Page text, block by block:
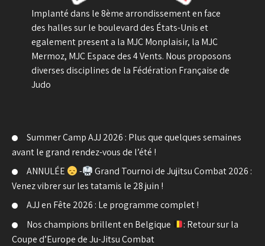
Implanté dans le 8ème arrondissement en face
des halles sur le boulevard des États-Unis et
egalement present a la MJC Monplaisir, la MJC
Mermoz, MJC Espace des 4 Vents. Nous proposons
diverses disciplines de la Fédération Française de
Judo
Summer Camp AJJ 2026 : Plus que quelques semaines
avant le grand rendez-vous de l’été !
ANNULÉE
-
Grand Tournoi de Jujitsu Combat 2026 :
Venez vibrer sur les tatamis le 28 juin !
AJJ en Fête 2026 : Le programme complet !
Nos champions brillent en Belgique
: Retour sur la
Coupe d’Europe de Ju-Jitsu Combat